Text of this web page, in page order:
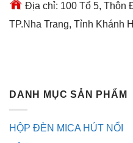
Địa chỉ: 100 Tổ 5, Thôn
TP.Nha Trang, Tỉnh Khánh
DANH MỤC SẢN PHẨM
HỘP ĐÈN MICA HÚT NỔI